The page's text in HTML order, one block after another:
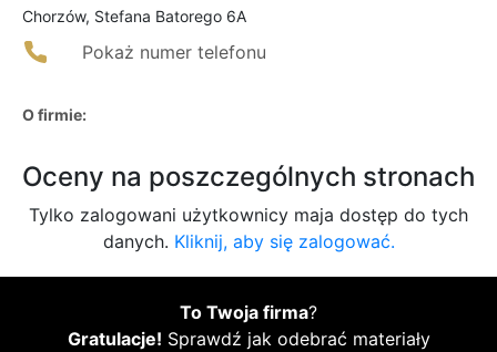
Chorzów, Stefana Batorego 6A
Pokaż numer telefonu
O firmie:
Oceny na poszczególnych stronach
Tylko zalogowani użytkownicy maja dostęp do tych
danych. Kliknij, aby się zalogować.
To Twoja firma?
Gratulacje! Sprawdź jak odebrać materiały